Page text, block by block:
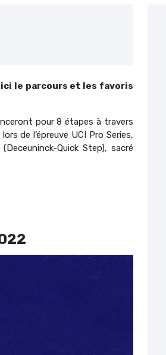
le parcours et les favoris
pour 8 étapes à travers
de l’épreuve UCI Pro Series,
(Deceuninck-Quick Step), sacré